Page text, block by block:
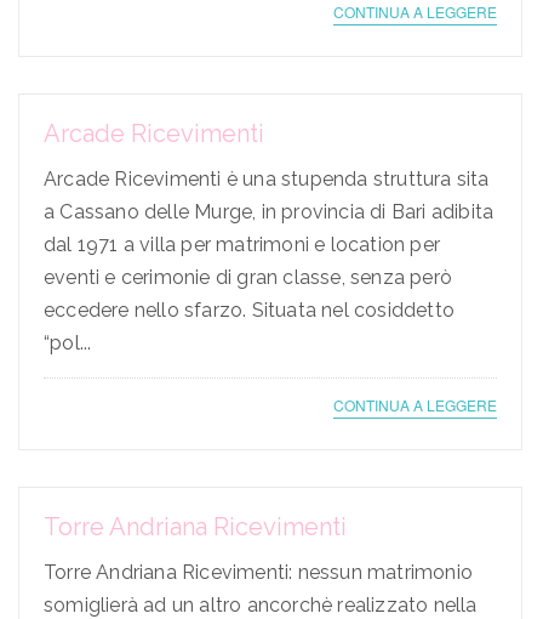
CONTINUA A LEGGERE
Arcade Ricevimenti
Arcade Ricevimenti è una stupenda struttura sita
a Cassano delle Murge, in provincia di Bari adibita
dal 1971 a villa per matrimoni e location per
eventi e cerimonie di gran classe, senza però
eccedere nello sfarzo. Situata nel cosiddetto
“pol...
CONTINUA A LEGGERE
Torre Andriana Ricevimenti
Torre Andriana Ricevimenti: nessun matrimonio
somiglierà ad un altro ancorchè realizzato nella